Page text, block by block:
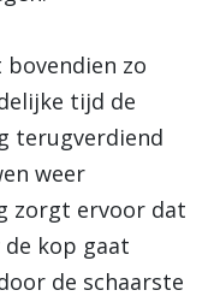
zo
tijd de
terugverdiend
weer
zorgt ervoor dat
kop gaat
de schaarste